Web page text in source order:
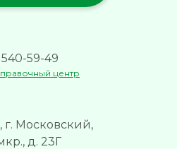
г. Московский,
д. 23Г
59-49
центр